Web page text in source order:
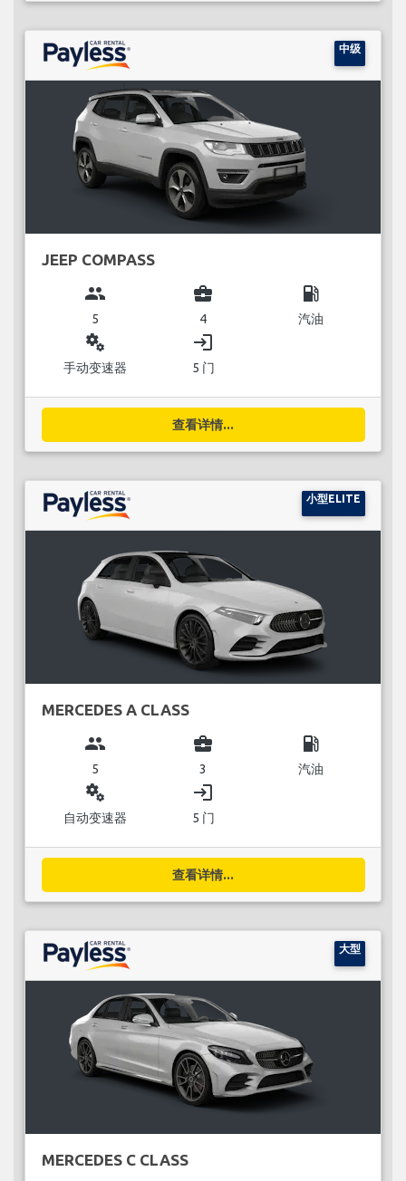
中级
JEEP COMPASS
group
5
business_center
4
local_gas_station
汽油
miscellaneous_services
手动变速器
login
5 门
查看详情...
小型ELITE
MERCEDES A CLASS
group
5
business_center
3
local_gas_station
汽油
miscellaneous_services
自动变速器
login
5 门
查看详情...
大型
MERCEDES C CLASS